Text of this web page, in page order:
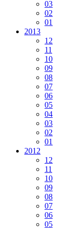
03
02
01
2013
12
11
10
09
08
07
06
05
04
03
02
01
2012
12
11
10
09
08
07
06
05